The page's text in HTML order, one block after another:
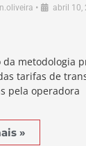
• abril 10,
metodologia
tarifas de
pela operadora
»